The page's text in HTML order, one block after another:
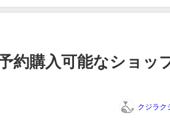
約購入可能なショッ
クジラク